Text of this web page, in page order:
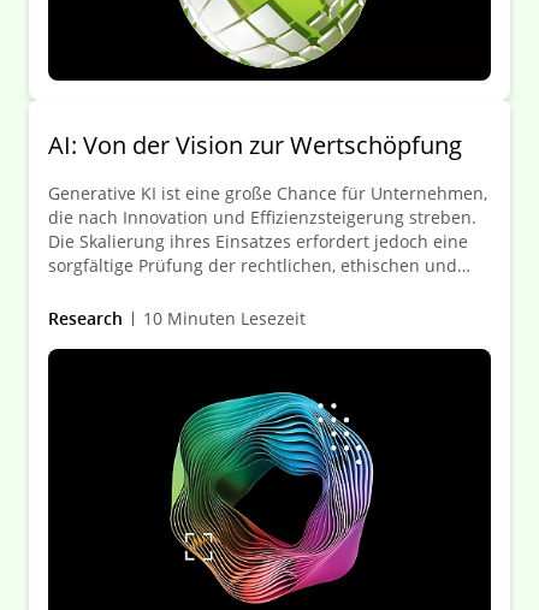
AI: Von der Vision zur Wertschöpfung
Generative KI ist eine große Chance für Unternehmen,
die nach Innovation und Effizienzsteigerung streben.
Die Skalierung ihres Einsatzes erfordert jedoch eine
sorgfältige Prüfung der rechtlichen, ethischen und
minimieren und eine verantwortungsvolle
Research 10 Minuten Lesezeit